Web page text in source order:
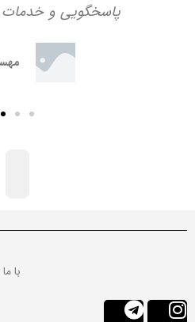
پاسخگویی و خدمات
با